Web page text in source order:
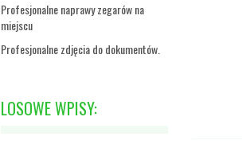
Profesjonalne naprawy zegarów na
miejscu
Profesjonalne zdjęcia do dokumentów.
LOSOWE WPISY: